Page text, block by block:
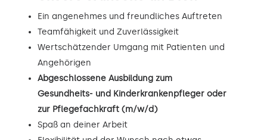
Ein angenehmes und freundliches Auftreten
Teamfähigkeit und Zuverlässigkeit
Wertschätzender Umgang mit Patienten und
Angehörigen
Abgeschlossene Ausbildung zum
Gesundheits- und Kinderkrankenpfleger oder
zur Pflegefachkraft (m/w/d)
Spaß an deiner Arbeit